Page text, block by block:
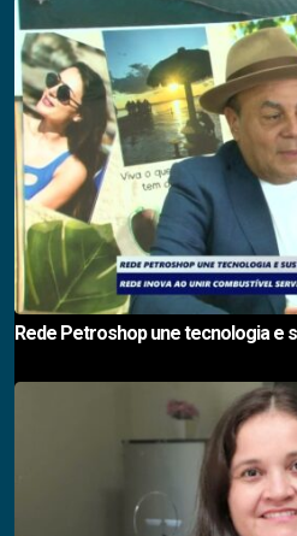
Rede Petroshop une tecnologia e